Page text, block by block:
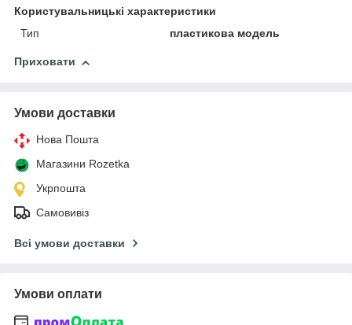
Користувальницькі характеристики
Тип
пластикова модель
Приховати
Умови доставки
Нова Пошта
Магазини Rozetka
Укрпошта
Самовивіз
Всі умови доставки
Умови оплати